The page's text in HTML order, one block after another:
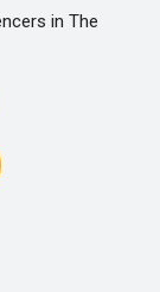
in The